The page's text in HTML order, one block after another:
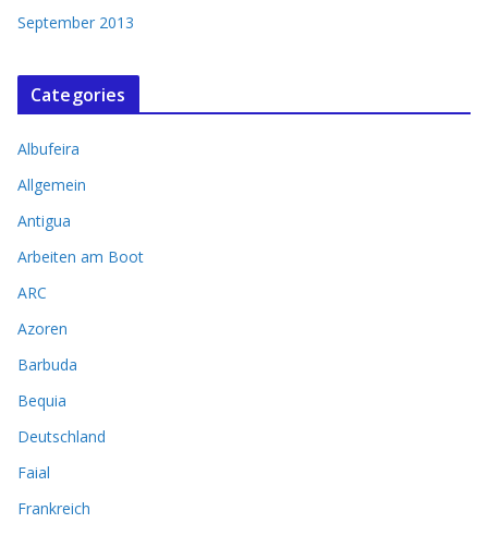
September 2013
Categories
Albufeira
Allgemein
Antigua
Arbeiten am Boot
ARC
Azoren
Barbuda
Bequia
Deutschland
Faial
Frankreich